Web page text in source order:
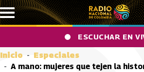
Pasar al contenido principal
ESCUCHAR EN
Inicio
Especiales
A mano: mujeres que tejen la